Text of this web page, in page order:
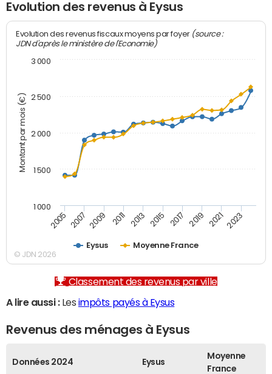
Evolution des revenus à Eysus
Montant par mois (€)
Evolution des revenus fiscaux moyens par foyer (source :
JDN d'après le ministère de l'Economie)
Eysus Moyenne France
2005 2007 2009 2011 2013 2015 2017 2019 2021 2023
1 000
1 500
2 000
2 500
3 000
© JDN 2026
Classement des revenus par ville
A lire aussi :Les impôts payés à Eysus
Revenus des ménages à Eysus
Données 2024 Eysus
Moyenne
France